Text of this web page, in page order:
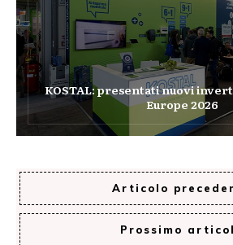
KOSTAL: presentati nuovi
Europe 2026
Articolo
Prossimo